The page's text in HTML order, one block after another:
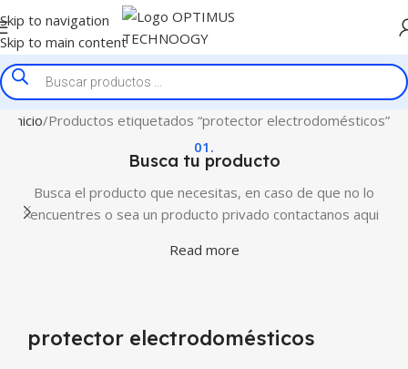
Skip to navigation
Skip to main content
Inicio Productos etiquetados “protector electrodomésticos”
01.
Busca tu producto
Busca el producto que necesitas, en caso de que no lo
encuentres o sea un producto privado contactanos aqui
Read more
protector electrodomésticos